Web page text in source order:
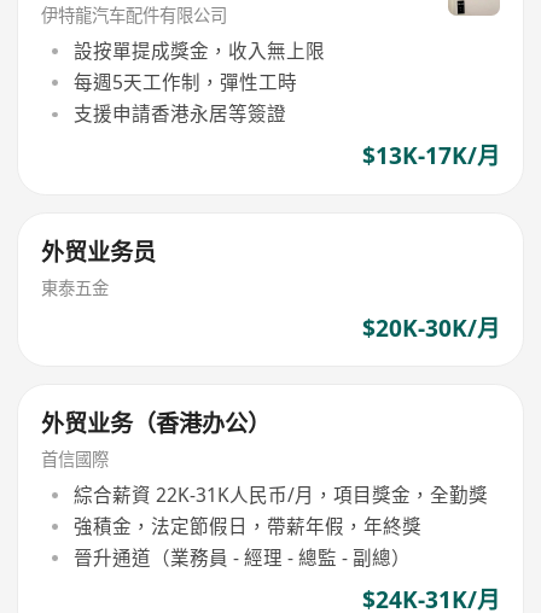
伊特龍汽车配件有限公司
設按單提成獎金，收入無上限
每週5天工作制，彈性工時
支援申請香港永居等簽證
$13K-17K/月
外贸业务员
東泰五金
$20K-30K/月
外贸业务（香港办公）
首信國際
綜合薪資 22K-31K人民币/月，項目獎金，全勤獎
強積金，法定節假日，帶薪年假，年終獎
晉升通道（業務員 - 經理 - 總監 - 副總）
$24K-31K/月